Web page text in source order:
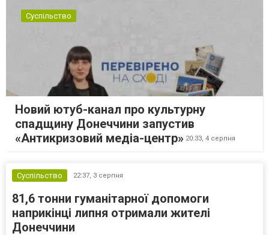
Суспільство
Новий ютуб-канал про культурну
спадщину Донеччини запустив
«Антикризовий медіа-центр» 20:33, 4 серпня
Суспільство 22:37, 3 серпня
81,6 тонни гуманітарної допомоги
наприкінці липня отримали жителі
Донеччини